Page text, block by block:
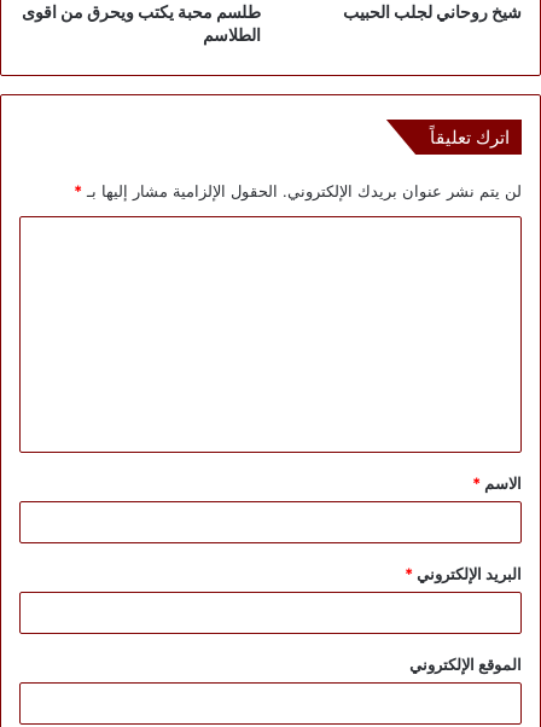
شيخ روحاني لجلب الحبيب
طلسم محبة يكتب ويحرق من اقوى
الطلاسم
اترك تعليقاً
لن يتم نشر عنوان بريدك الإلكتروني. الحقول الإلزامية مشار إليها بـ *
ق
*
الاسم *
البريد الإلكتروني*
الموقع الإلكتروني